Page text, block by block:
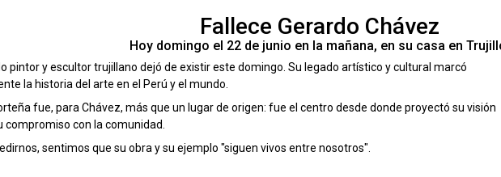
Fallece Gerardo Chávez
Hoy domingo el 22 de junio en la mañana, en su casa en
pintor y escultor trujillano dejó de existir este domingo. Su legado artístico y cultural marcó
la historia del arte en el Perú y el mundo.
fue, para Chávez, más que un lugar de origen: fue el centro desde donde proyectó su visión
compromiso con la comunidad.
sentimos que su obra y su ejemplo "siguen vivos entre nosotros".